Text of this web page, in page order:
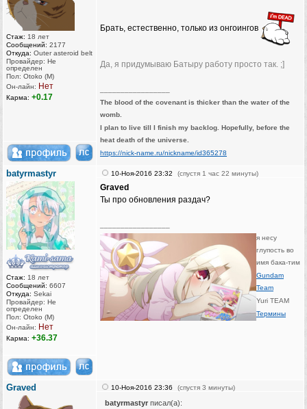
Стаж: 18 лет
Сообщений: 2177
Откуда: Outer asteroid belt
Провайдер: Не
определен
Пол: Otoko (M)
Он-лайн: Нет
Карма: +0.17
Брать, естественно, только из онгоингов
Да, я придумываю Батыру работу просто так. ;]
The blood of the covenant is thicker than the water of the
womb.
I plan to live till I finish my backlog. Hopefully, before the
heat death of the universe.
https://nick-name.ru/nickname/id365278
batyrmastyr
Стаж: 18 лет
Сообщений: 6607
Откуда: Sekai
Провайдер: Не
определен
Пол: Otoko (M)
Он-лайн: Нет
Карма: +36.37
10-Ноя-2016 23:32 (спустя 1 час 22 минуты)
Graved
Ты про обновления раздач?
я несу
глупость во
имя бака-тим
Gundam
Team
Yuri TEAM
Термины
Graved 10-Ноя-2016 23:36 (спустя 3 минуты)
batyrmastyr писал(а):